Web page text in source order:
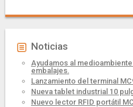
Noticias
Ayudamos al
embalajes.
Lanzamiento del terminal
Nueva tablet industrial 10
Nuevo lector RFID portátil